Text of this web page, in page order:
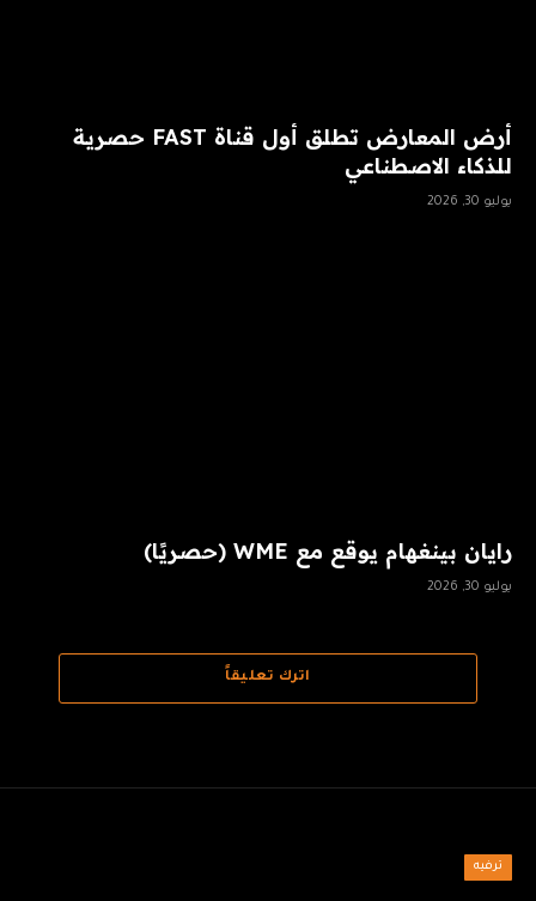
أرض المعارض تطلق أول قناة FAST حصرية
للذكاء الاصطناعي
يوليو 30, 2026
رايان بينغهام يوقع مع WME (حصريًا)
يوليو 30, 2026
اترك تعليقاً
ترفيه